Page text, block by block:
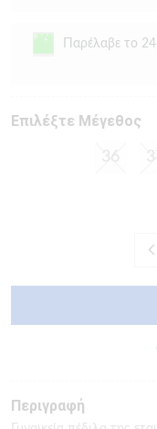
Παρέλαβε το
Eπιλέξτε Μέγεθος
36
Περιγραφή